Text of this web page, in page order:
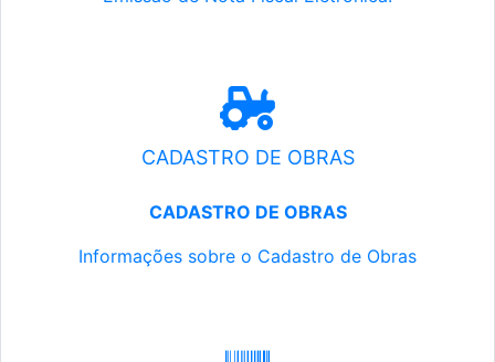
CADASTRO DE OBRAS
CADASTRO DE OBRAS
Informações sobre o Cadastro de Obras